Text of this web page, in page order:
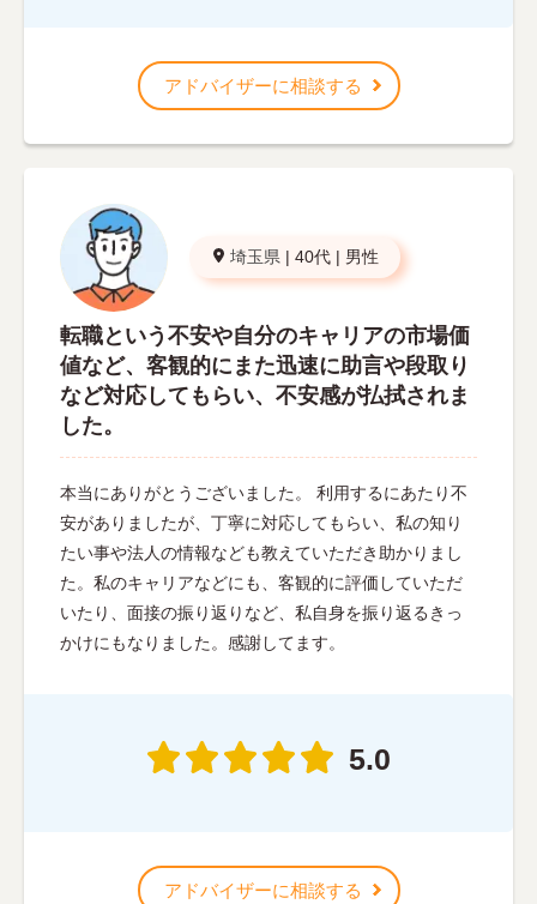
アドバイザーに相談する
埼玉県 | 40代 | 男性
転職という不安や自分のキャリアの市場価
値など、客観的にまた迅速に助言や段取り
など対応してもらい、不安感が払拭されま
した。
本当にありがとうございました。 利用するにあたり不
安がありましたが、丁寧に対応してもらい、私の知り
たい事や法人の情報なども教えていただき助かりまし
た。私のキャリアなどにも、客観的に評価していただ
いたり、面接の振り返りなど、私自身を振り返るきっ
かけにもなりました。感謝してます。
5.0
アドバイザーに相談する